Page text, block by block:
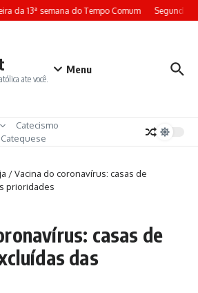
da 13ª semana do Tempo Comum Segunda-
ate você.
Menu
Catecismo
Catequese
/Vacina do coronavírus: casas de
prioridades
casas de
das